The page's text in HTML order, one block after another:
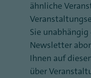
ähnliche
Sie
Newsletter
Ihnen auf
über